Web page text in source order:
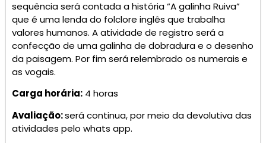
sequência será contada a história “A galinha Ruiva”
que é uma lenda do folclore inglês que trabalha
valores humanos. A atividade de registro será a
confecção de uma galinha de dobradura e o desenho
da paisagem. Por fim será relembrado os numerais e
as vogais.
Carga horária: 4 horas
Avaliação:será continua, por meio da devolutiva das
atividades pelo whats app.